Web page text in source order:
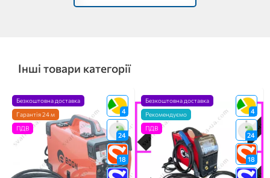
Інші товари категорії
4
24
18
Безкоштовна доставка
Гарантія 24 м
ПДВ
4
24
18
Безкоштовна доставка
Рекомендуємо
ПДВ